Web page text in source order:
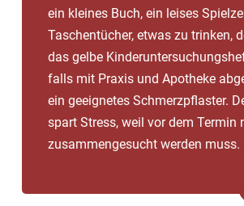
ein kleines Buch, ein leises
Taschentücher, etwas zu trinken,
das gelbe
falls mit Praxis und Apotheke
ein geeignetes Schmerzpflaster.
spart Stress, weil vor dem Termin
zusammengesucht werden muss.